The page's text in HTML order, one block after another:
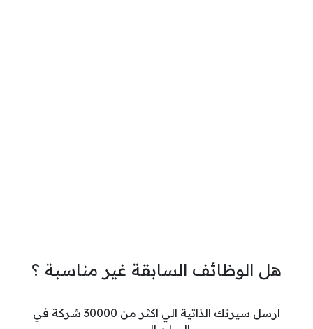
هل الوظائف السابقة غير مناسبة ؟
ارسل سيرتك الذاتية الي اكثر من 30000 شركة في